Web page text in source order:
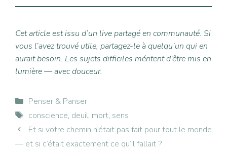
Cet article est issu d’un live partagé en communauté. Si
vous l’avez trouvé utile, partagez-le à quelqu’un qui en
aurait besoin. Les sujets difficiles méritent d’être mis en
lumière — avec douceur.
Catégories
Penser & Panser
Étiquettes
conscience, deuil, mort, sens
Et si votre chemin n’était pas fait pour tout le monde
— et si c’était exactement ce qu’il fallait ?